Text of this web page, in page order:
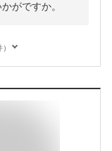
がですか。